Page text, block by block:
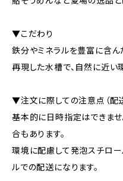
▼こだわり
鉄分やミネラルを豊富に含
再現した水槽で、自然に近い
▼注文に際しての注意点（配
基本的に日時指定はできま
合もあります。
環境に配慮して発泡スチロ
ルでの配送になります。